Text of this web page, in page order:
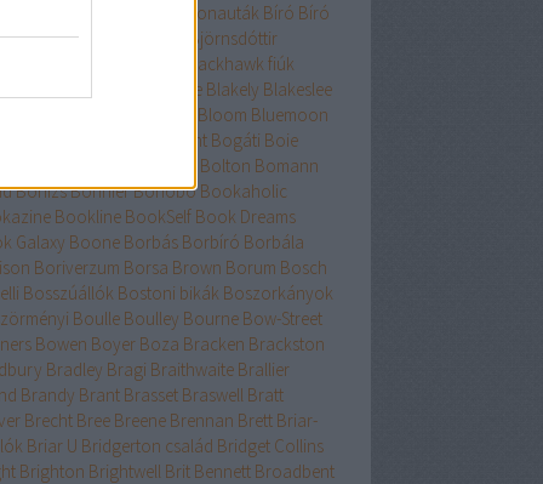
Bionauták Bíró Bíró
Bishop
Björnsdóttir
Blackhawk fiúk
Blake Blakely Blakeslee
Bloom Bluemoon
Body Count Bogáti Boie
Bolton Bomann
BónizsBonnierBonobó Bookaholic
Bookline BookSelf Book Dreams
Galaxy Boone Borbás Borbíró Borbála
Boriverzum Borsa Brown Borum Bosch
Bosszúállók Bostoni bikák Boszorkányok
Boulle Boulley Bourne Bow-Street
Bowen Boyer Boza Bracken Brackston
Bradley Bragi Braithwaite Brallier
Brandy Brant Brasset Braswell Bratt
Brecht Bree Breene Brennan Brett Briar-
Briar U Bridgerton család Bridget Collins
Brighton Brightwell Brit Bennett Broadbent